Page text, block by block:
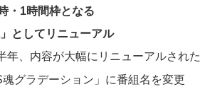
・1時間枠となる
としてリニューアル
年、内容が大幅にリニューアルされた
グラデーション」に番組名を変更